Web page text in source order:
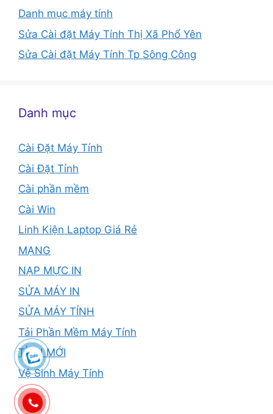
Danh mục máy tính
Sửa Cài đặt Máy Tính Thị Xã Phổ Yên
Sửa Cài đặt Máy Tính Tp Sông Công
Danh mục
Cài Đặt Máy Tính
Cài Đặt Tỉnh
Cài phần mềm
Cài Win
Linh Kiện Laptop Giá Rẻ
MẠNG
NẠP MỰC IN
SỬA MÁY IN
SỬA MÁY TÍNH
Tải Phần Mềm Máy Tính
TỈNH MỚI
Vệ Sinh Máy Tính